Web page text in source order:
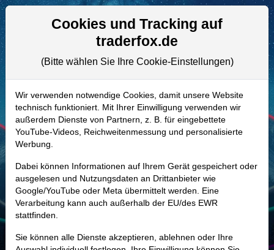
Aktien- und Artikelsuche
A2QJL7 | UPST–Upstart Holdings
Aktie
Realtime-Aktienkurs:
- - -
-
Marktkapitalisierung 2,93 Mrd. USD
Unternehmenswert
Umsatz 1,02 Mrd. USD
Cookies und Tracking auf
traderfox.de
(Bitte wählen Sie Ihre Cookie-Einstellungen)
Wir verwenden notwendige Cookies, damit unsere Website
technisch funktioniert. Mit Ihrer Einwilligung verwenden wir
außerdem Dienste von Partnern, z. B. für eingebettete
YouTube-Videos, Reichweitenmessung und personalisierte
Werbung.
Dabei können Informationen auf Ihrem Gerät gespeichert oder
ausgelesen und Nutzungsdaten an Drittanbieter wie
Google/YouTube oder Meta übermittelt werden. Eine
Verarbeitung kann auch außerhalb der EU/des EWR
stattfinden.
Sie können alle Dienste akzeptieren, ablehnen oder Ihre